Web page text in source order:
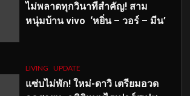
ไม่พลาดทุกวินาทีสำคัญ! สาม
หนุ่มบ้าน vivo ‘หยิ่น – วอร์ – มีน’
LIVING UPDATE
แซ่บไม่พัก! ใหม่-ดาวิ เตรียมอวด